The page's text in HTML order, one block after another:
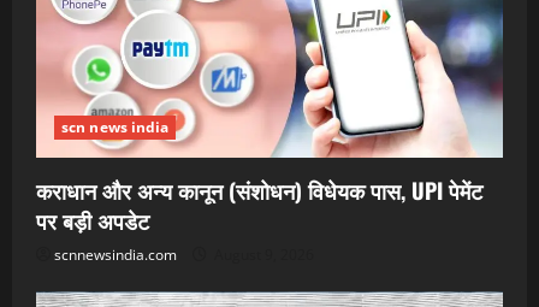
scn news india
कराधान और अन्य कानून (संशोधन) विधेयक पास, UPI पेमेंट
पर बड़ी अपडेट
scnnewsindia.com